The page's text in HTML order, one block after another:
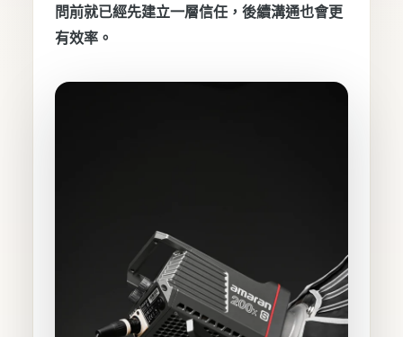
問前就已經先建立一層信任，後續溝通也會更
有效率。